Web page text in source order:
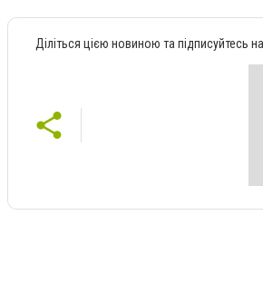
Діліться цією новиною та підписуйтесь